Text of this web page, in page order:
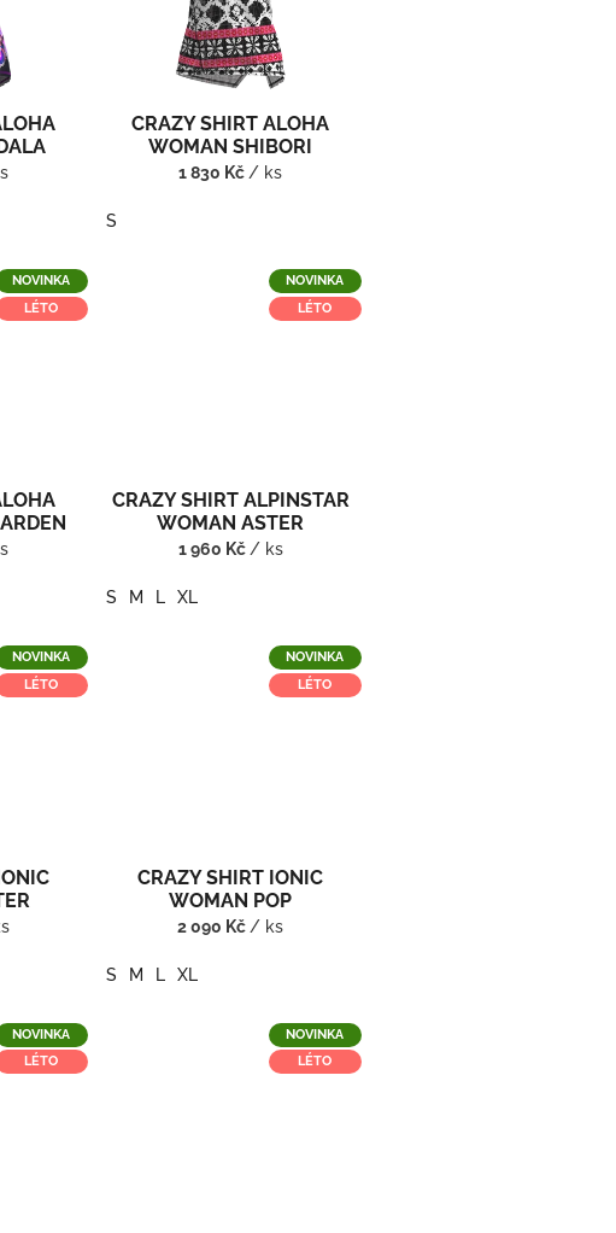
CRAZY SHIRT ALOHA
WOMAN SHIBORI
1 830 Kč / ks
S
NOVINKA
LÉTO
NOVINKA
LÉTO
CRAZY SHIRT ALPINSTAR
WOMAN ASTER
1 960 Kč / ks
S M L XL
NOVINKA
LÉTO
NOVINKA
LÉTO
CRAZY SHIRT IONIC
WOMAN POP
2 090 Kč / ks
S M L XL
NOVINKA
LÉTO
NOVINKA
LÉTO